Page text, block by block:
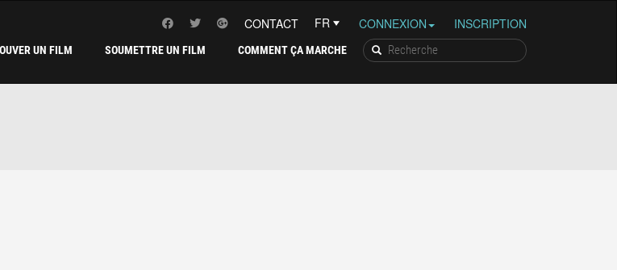
CONNEXION INSCRIPTION
CONTACT
COMMENT ÇA MARCHE
SOUMETTRE UN FILM
UN FILM